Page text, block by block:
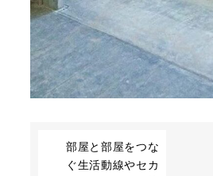
部屋と部屋をつな
ぐ生活動線やセカ